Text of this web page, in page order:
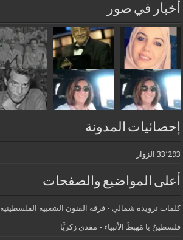
أخبار في صور
إحصائيات المدونة
33٬293 الزوار
أعلى المواضيع والصفحات
كلمات ترويدة شمالي - فرقة الفنون الشعبية الفلسطينية
فلسطينُ يا مَهبطَ الأنبياء - مفدي زكريَّا